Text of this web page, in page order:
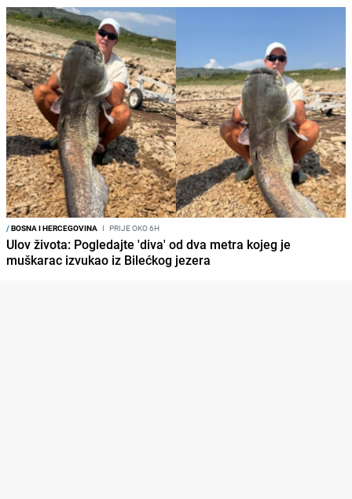
/BOSNA I HERCEGOVINA I PRIJE OKO 6H
Ulov života: Pogledajte 'diva' od dva metra kojeg je
muškarac izvukao iz Bilećkog jezera